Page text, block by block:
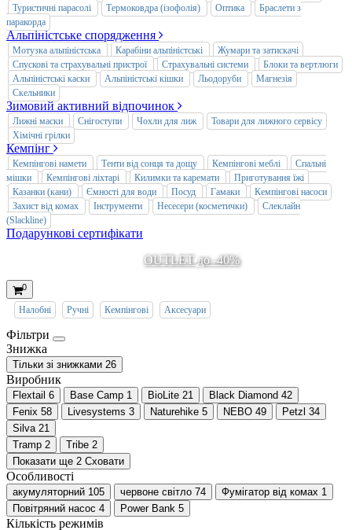
Туристичні парасолі
Термоковдра (ізофолія) Оптика
Браслети з
паракорда
Альпіністське спорядження
Мотузка альпіністська Карабіни альпіністські
Жумари та затискачі
Спускові та страхувальні пристрої
Страхувальні системи
Блоки та вертлюги
Альпіністські каски
Альпіністські кішки Льодоруби
Магнезія
Скельники
Зимовий активний відпочинок
Лижні маски Снігоступи Чохли для лиж
Товари для лижного сервісу
Хімічні грілки
Кемпінг
Кемпінгові намети Тенти від сонця та дощу Кемпінгові меблі
Спальні
мішки
Кемпінгові ліхтарі Килимки та каремати
Приготування їжі
Казанки (кани)
Ємності для води Посуд Гамаки
Кемпінгові насоси
Захист від комах
Інструменти Несесери (косметички)
Слеклайн
(Slackline)
Подарункові сертифікати
OUTLET до -40%
0
Налобні Ручні Кемпінгові Аксесуари
Фільтри
Знижка
Тільки зі знижками 26
Виробник
Flextail 6 Base Camp 1 BioLite 21 Black Diamond 42
Fenix 58 Livesystems 3 Naturehike 5 NEBO 49 Petzl 34
Silva 21
Tramp 2 Tribe 2
Показати ще 2 Сховати
Особливості
акумуляторний 105 червоне світло 74 Фумігатор від комах 1
Повітряний насос 4 Power Bank 5
Кількість режимів